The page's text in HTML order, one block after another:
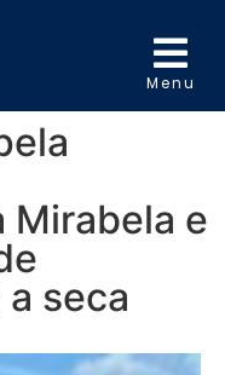
Menu
Mirabela e
seca